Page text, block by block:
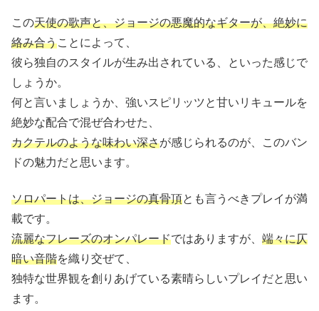
この天使の歌声と、ジョージの悪魔的なギターが、絶妙に
絡み合うことによって、
彼ら独自のスタイルが生み出されている、といった感じで
しょうか。
何と言いましょうか、強いスピリッツと甘いリキュールを
絶妙な配合で混ぜ合わせた、
カクテルのような味わい深さが感じられるのが、このバン
ドの魅力だと思います。
ソロパートは、ジョージの真骨頂とも言うべきプレイが満
載です。
流麗なフレーズのオンパレードではありますが、 端々に仄
暗い音階を織り交ぜて、
独特な世界観を創りあげている素晴らしいプレイだと思い
ます。